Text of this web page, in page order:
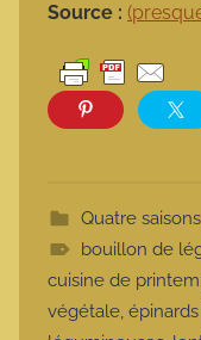
Source :
Quatre saisons
bouillon de
cuisine de
végétale,